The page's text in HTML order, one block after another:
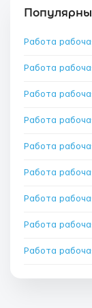
Работа
Работа
Работа
Работа
Работа